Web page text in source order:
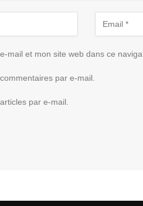
mail et mon site web dans ce
par e-mail.
par e-mail.